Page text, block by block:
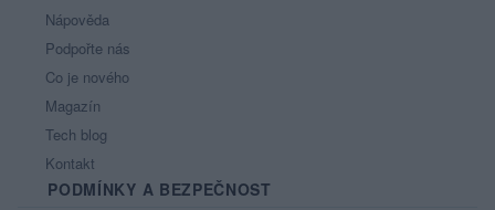
Nápověda
Podpořte nás
Co je nového
Magazín
Tech blog
Kontakt
PODMÍNKY A BEZPEČNOST